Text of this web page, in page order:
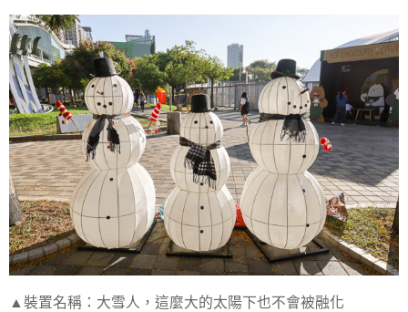
▲裝置名稱：大雪人，這麼大的太陽下也不會被融化